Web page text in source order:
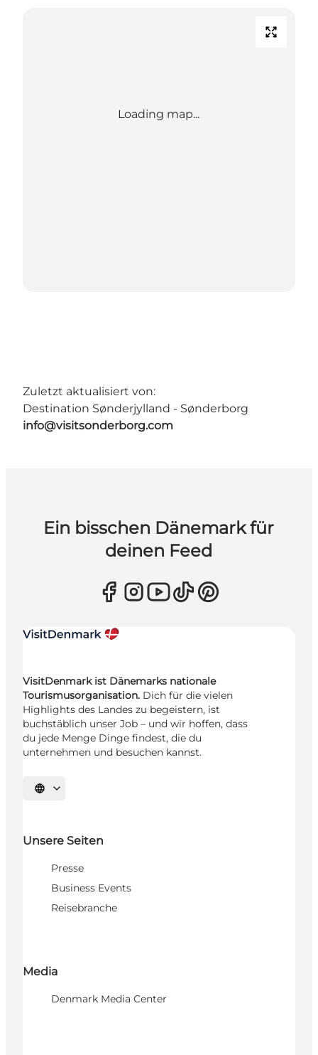
Loading map...
Zuletzt aktualisiert von:
Destination Sønderjylland - Sønderborg
info@visitsonderborg.com
Ein bisschen Dänemark für
deinen Feed
VisitDenmark ist Dänemarks nationale
Tourismusorganisation. Dich für die vielen
Highlights des Landes zu begeistern, ist
buchstäblich unser Job – und wir hoffen, dass
du jede Menge Dinge findest, die du
unternehmen und besuchen kannst.
Sprache auswählen
Unsere Seiten
Presse
Business Events
Reisebranche
Media
Denmark Media Center